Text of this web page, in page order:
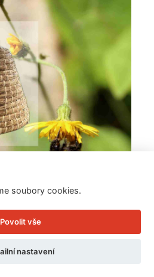
soubory cookies.
Povolit vše
nastavení